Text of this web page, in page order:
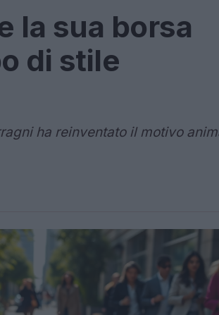
la sua borsa
di stile
ha reinventato il motivo